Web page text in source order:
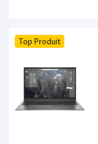
Top Produit